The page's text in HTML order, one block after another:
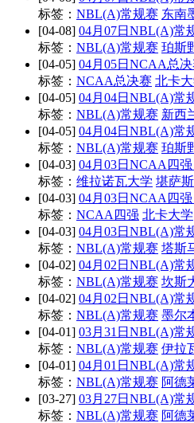
标签： NBL(A)常规赛 东南
[04-08] 04月07日NBL(A)常
标签： NBL(A)常规赛 珀斯
[04-05] 04月05日NCAA总
标签： NCAA总决赛 北卡
[04-05] 04月04日NBL(A)常
标签： NBL(A)常规赛 新西
[04-05] 04月04日NBL(A)常
标签： NBL(A)常规赛 珀斯
[04-03] 04月03日NCAA四
标签： 维拉诺瓦大学 堪萨
[04-03] 04月03日NCAA四
标签： NCAA四强 北卡大学
[04-03] 04月03日NBL(A)常
标签： NBL(A)常规赛 塔斯
[04-02] 04月02日NBL(A)常
标签： NBL(A)常规赛 坎斯
[04-02] 04月02日NBL(A)常
标签： NBL(A)常规赛 墨尔
[04-01] 03月31日NBL(A)常
标签： NBL(A)常规赛 伊拉
[04-01] 04月01日NBL(A)常
标签： NBL(A)常规赛 阿德
[03-27] 03月27日NBL(A)常
标签： NBL(A)常规赛 阿德